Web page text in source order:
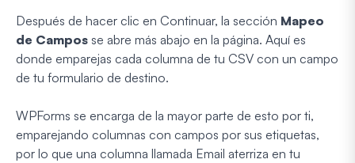
Después de hacer clic en Continuar, la sección Mapeo
de Campos se abre más abajo en la página. Aquí es
donde emparejas cada columna de tu CSV con un campo
de tu formulario de destino.
WPForms se encarga de la mayor parte de esto por ti,
emparejando columnas con campos por sus etiquetas,
por lo que una columna llamada Email aterriza en tu